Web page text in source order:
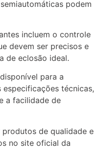
podem
incluem o controle
devem ser precisos e
de eclosão ideal.
para a
técnicas,
a facilidade de
de qualidade e
no site oficial da